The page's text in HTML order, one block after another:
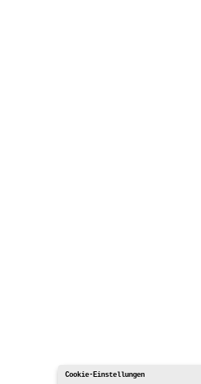
Cookie-Einstellungen